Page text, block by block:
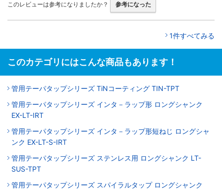
このレビューは参考になりましたか？ 参考になった
1件すべてみる
このカテゴリにはこんな商品もあります！
管用テーパタップシリーズ TiNコーティング TIN-TPT
管用テーパタップシリーズ インタ－ラップ形 ロングシャンク
EX-LT-IRT
管用テーパタップシリーズ インタ－ラップ形短ねじ ロングシャ
ンク EX-LT-S-IRT
管用テーパタップシリーズ ステンレス用 ロングシャンク LT-
SUS-TPT
管用テーパタップシリーズ スパイラルタップ ロングシャンク